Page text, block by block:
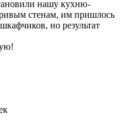
нашу кухню-
стенам, им пришлось
но результат